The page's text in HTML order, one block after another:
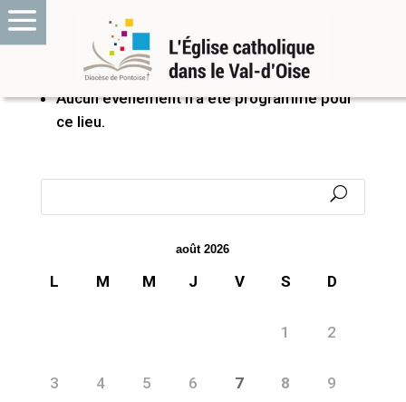
PROCHAINS ÉVÉNEMENTS
Aucun événement n’a été programmé pour
ce lieu.
août 2026
L M M J V S D
1 2
3 4 5 6 7 8 9